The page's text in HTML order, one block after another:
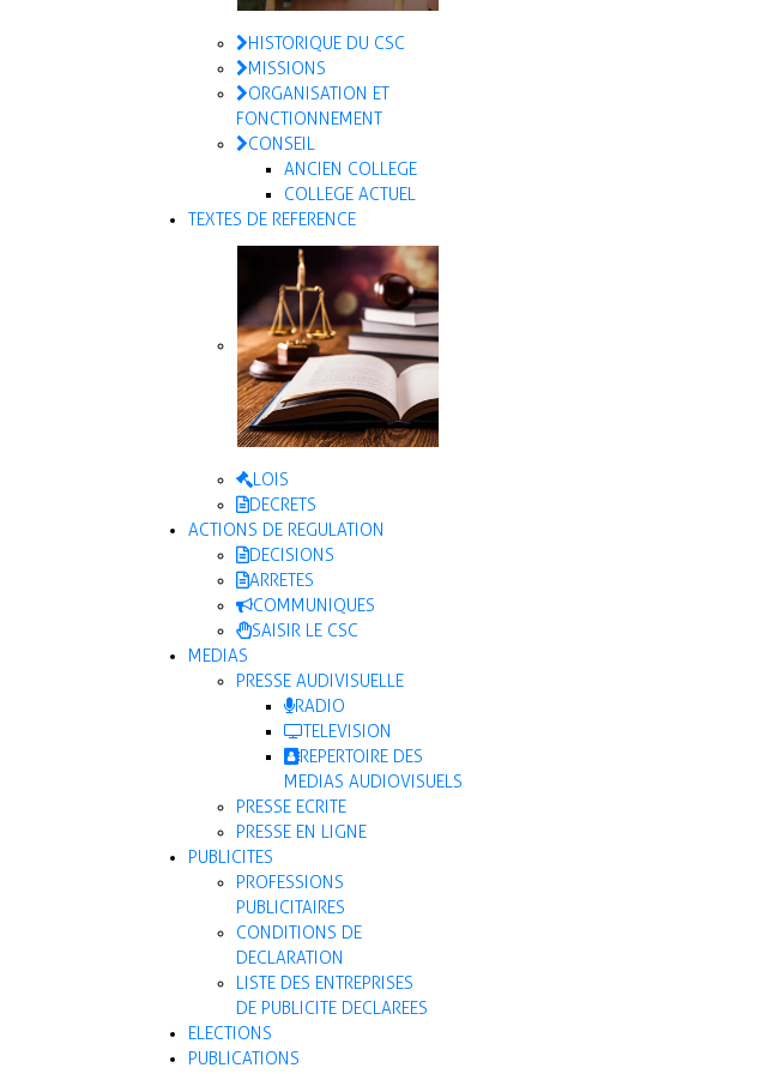
HISTORIQUE DU CSC
MISSIONS
ORGANISATION ET
FONCTIONNEMENT
CONSEIL
ANCIEN COLLEGE
COLLEGE ACTUEL
TEXTES DE REFERENCE
LOIS
DECRETS
ACTIONS DE REGULATION
DECISIONS
ARRETES
COMMUNIQUES
SAISIR LE CSC
MEDIAS
PRESSE AUDIVISUELLE
RADIO
TELEVISION
REPERTOIRE DES
MEDIAS AUDIOVISUELS
PRESSE ECRITE
PRESSE EN LIGNE
PUBLICITES
PROFESSIONS
PUBLICITAIRES
CONDITIONS DE
DECLARATION
LISTE DES ENTREPRISES
DE PUBLICITE DECLAREES
ELECTIONS
PUBLICATIONS